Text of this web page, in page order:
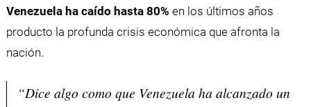
Venezuela ha caído hasta 80% en los últimos años
producto la profunda crisis económica que afronta la
nación.
“Dice algo como que Venezuela ha alcanzado un